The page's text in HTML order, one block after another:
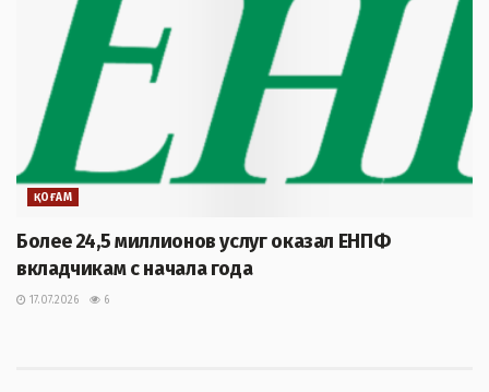
ҚОҒАМ
Более 24,5 миллионов услуг оказал ЕНПФ
вкладчикам с начала года
17.07.2026 6